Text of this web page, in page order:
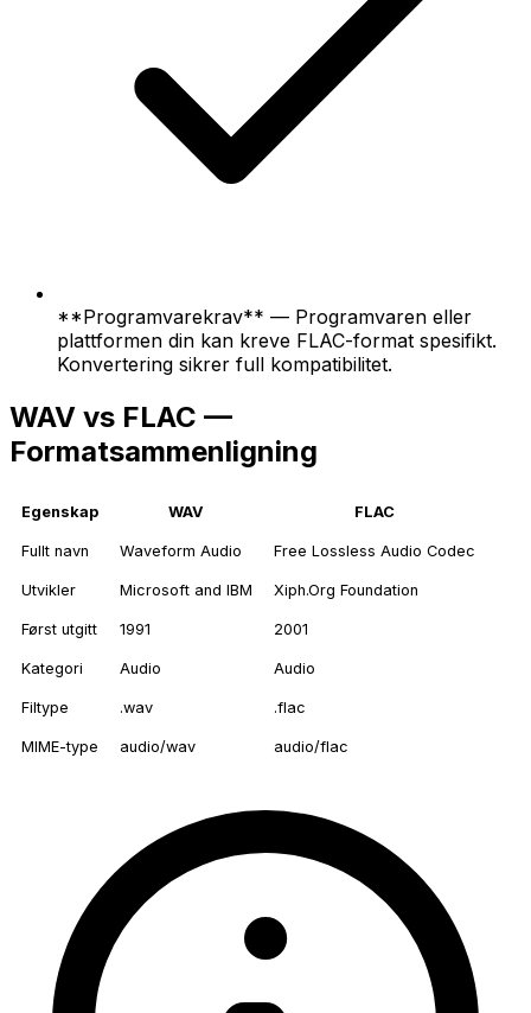
**Programvarekrav** — Programvaren eller
plattformen din kan kreve FLAC-format spesifikt.
Konvertering sikrer full kompatibilitet.
WAV vs FLAC —
Formatsammenligning
Egenskap WAV FLAC
Fullt navn Waveform Audio Free Lossless Audio Codec
Utvikler Microsoft and IBM Xiph.Org Foundation
Først utgitt 1991 2001
Kategori Audio Audio
Filtype .wav .flac
MIME-type audio/wav audio/flac